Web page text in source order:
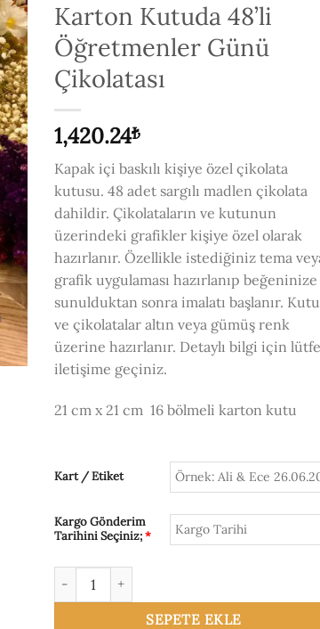
Karton Kutuda 48’li
Öğretmenler Günü
Çikolatası
1,420.24₺
Kapak içi baskılı kişiye özel çikolata
kutusu. 48 adet sargılı madlen çikolata
dahildir. Çikolataların ve kutunun
üzerindeki grafikler kişiye özel olarak
hazırlanır. Özellikle istediğiniz tema
grafik uygulaması hazırlanıp beğeninize
sunulduktan sonra imalatı başlanır. Kutu
ve çikolatalar altın veya gümüş renk
üzerine hazırlanır. Detaylı bilgi için
iletişime geçiniz.
21 cm x 21 cm 16 bölmeli karton kutu
Kart / Etiket
Kargo Gönderim
Tarihini Seçiniz;*
SEPETE EKLE